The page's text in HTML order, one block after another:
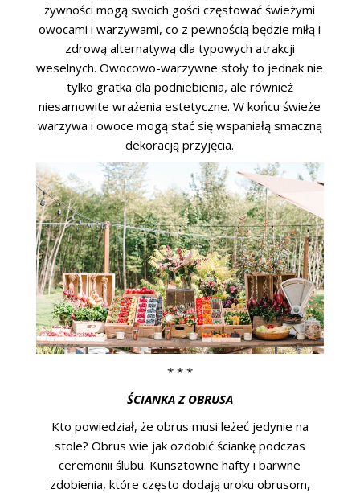
żywności mogą swoich gości częstować świeżymi
owocami i warzywami, co z pewnością będzie miłą i
zdrową alternatywą dla typowych atrakcji
weselnych. Owocowo-warzywne stoły to jednak nie
tylko gratka dla podniebienia, ale również
niesamowite wrażenia estetyczne. W końcu świeże
warzywa i owoce mogą stać się wspaniałą smaczną
dekoracją przyjęcia.
* * *
ŚCIANKA Z OBRUSA
Kto powiedział, że obrus musi leżeć jedynie na
stole? Obrus wie jak ozdobić ściankę podczas
ceremonii ślubu. Kunsztowne hafty i barwne
zdobienia, które często dodają uroku obrusom,